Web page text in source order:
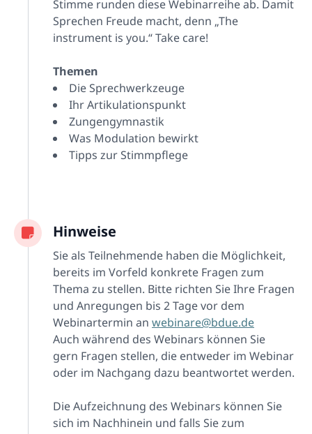
Stimme runden diese Webinarreihe ab. Damit
Sprechen Freude macht, denn „The
instrument is you.“ Take care!
Themen
Die Sprechwerkzeuge
Ihr Artikulationspunkt
Zungengymnastik
Was Modulation bewirkt
Tipps zur Stimmpflege
Hinweise
Sie als Teilnehmende haben die Möglichkeit,
bereits im Vorfeld konkrete Fragen zum
Thema zu stellen. Bitte richten Sie Ihre Fragen
und Anregungen bis 2 Tage vor dem
Webinartermin an webinare@bdue.de
Auch während des Webinars können Sie
gern Fragen stellen, die entweder im Webinar
oder im Nachgang dazu beantwortet werden.
Die Aufzeichnung des Webinars können Sie
sich im Nachhinein und falls Sie zum